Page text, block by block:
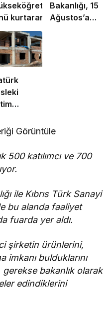
kurtaran
geleceği
ihtiyaç
Bakanlığı, 15
Ağustos’a
durma
Görüntüle
500 katılımcı ve 700
ile Kıbrıs Türk Sanayi
bu alanda faaliyet
fuarda yer aldı.
şirketin ürünlerini,
imkanı bulduklarını
bakanlık olarak
edindiklerini